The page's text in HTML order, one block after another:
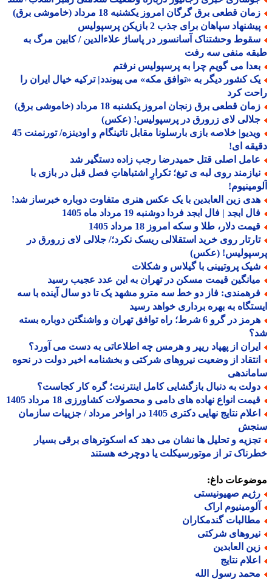
قطعی برق گرگان امروز یکشنبه 18 مرداد (خاموشی برق)
سپاهان برای جذب 2 بازیکن پرسپولیس
وحشتناک آسانسور در پاساژ علاءالدین / کابین مرگ به
منفی سه رفت
می گویم چرا به پرسپولیس نرفتم
کشور دیگر به «توافق مکه» می پیوندد| ترکیه خیال ایران را
کرد
قطعی برق زنجان امروز یکشنبه 18 مرداد (خاموشی برق)
لای زرورق در پرسپولیس! (عکس)
ویدیو| خلاصه بازی بارسلونا مقابل ناتینگام و اودینزه/ تورنمنت 45
ای!
اصلی قتل حمیدرضا رجب زاده دستگیر شد
روی لبه ی تیغ؛ تکرارِ اشتباهاتِ فصل قبل در بازی با
زین العابدین با یک عکس هنری متفاوت دوباره خبرساز شد!
ابجد | فال ابجد فردا دوشنبه 19 مرداد ماه 1405
دلار، طلا و سکه امروز 18 مرداد 1405
روی خرید استقلالی ریسک نکرد؛/ جلالی لای زرورق در
(عکس)
پروتیینی با گیلاس و شکلات
قیمت مسکن در تهران به این عدد عجیب رسید
فاز دو خط سه مترو مشهد یک تا دو سال آینده با سه
به بهره برداری خواهد رسید
هرمز در گرو 6 شرط؛ راه توافق تهران و واشنگتن دوباره بسته
از پهپاد ریپر و هرمس چه اطلاعاتی به دست می آورد؟
از وضعیت نیروهای شرکتی و بخشنامه اخیر دولت در نحوه
به دنبال بازگشایی کامل اینترنت؛ گره کار کجاست؟
انواع نهاده های دامی و محصولات کشاورزی 18 مرداد 1405
اعلام نتایج نهایی دکتری 1405 در اواخر مرداد / جزییات سازمان
و تحلیل ها نشان می دهد که اسکوترهای برقی بسیار
تر از موتورسیکلت یا دوچرخه هستند
داغ:
صهیونیستی
اراک
گندمکاران
شرکتی
العابدین
نتایج
رسول الله